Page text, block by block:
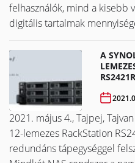
felhasználók, mind a kisebb
digitális tartalmak
A
2021. május 4., Tajpej,
12-lemezes RackStation
redundáns tápegységgel